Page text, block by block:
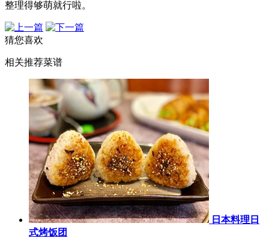
整理得够萌就行啦。
猜您喜欢
相关推荐菜谱
日本料理日
式烤饭团